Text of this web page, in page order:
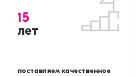
15
лет
поставляем качественное